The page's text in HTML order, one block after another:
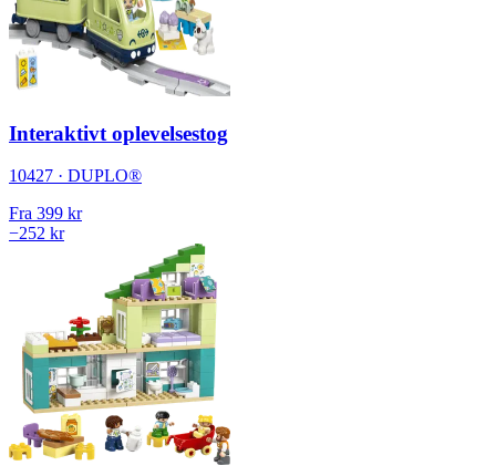
Interaktivt oplevelsestog
10427 · DUPLO®
Fra 399 kr
−252 kr